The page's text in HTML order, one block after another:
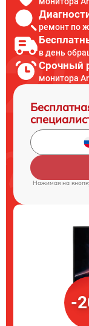
ремонт по
в день
Срочный
монитора
Нажимая на
-